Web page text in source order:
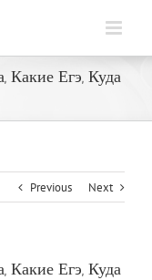
Какие Егэ, Куда
Previous Next
Какие Егэ, Куда